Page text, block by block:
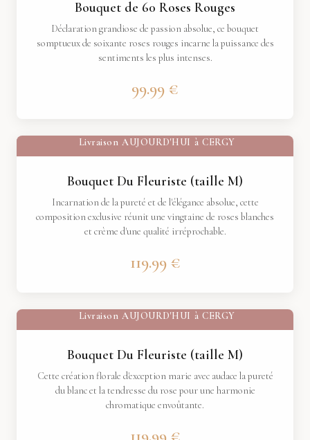
Bouquet de 60 Roses Rouges
Déclaration grandiose de passion absolue, ce bouquet
somptueux de soixante roses rouges incarne la puissance des
sentiments les plus intenses.
99.99 €
Livraison AUJOURD'HUI à CERGY
Bouquet Du Fleuriste (taille M)
Incarnation de la pureté et de l'élégance absolue, cette
composition exclusive réunit une vingtaine de roses blanches
et crème d'une qualité irréprochable.
119.99 €
Livraison AUJOURD'HUI à CERGY
Bouquet Du Fleuriste (taille M)
Cette création florale d'exception marie avec audace la pureté
du blanc et la tendresse du rose pour une harmonie
chromatique envoûtante.